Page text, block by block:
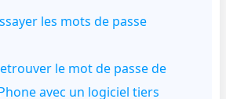
les mots de passe
le mot de passe de
avec un logiciel tiers